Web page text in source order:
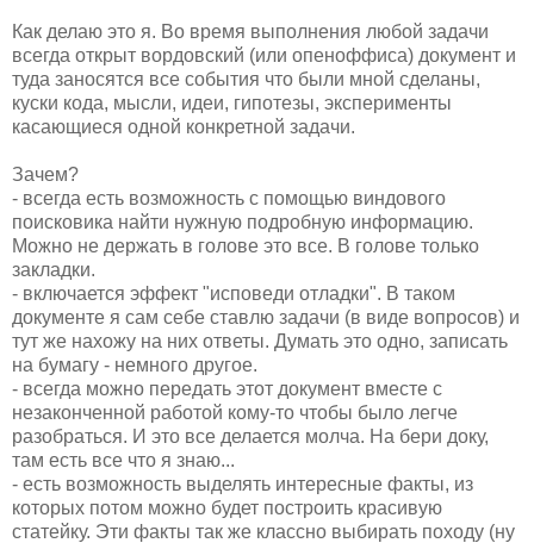
Как делаю это я. Во время выполнения любой задачи
всегда открыт вордовский (или опеноффиса) документ и
туда заносятся все события что были мной сделаны,
куски кода, мысли, идеи, гипотезы, эксперименты
касающиеся одной конкретной задачи.
Зачем?
- всегда есть возможность с помощью виндового
поисковика найти нужную подробную информацию.
Можно не держать в голове это все. В голове только
закладки.
- включается эффект "исповеди отладки". В таком
документе я сам себе ставлю задачи (в виде вопросов) и
тут же нахожу на них ответы. Думать это одно, записать
на бумагу - немного другое.
- всегда можно передать этот документ вместе с
незаконченной работой кому-то чтобы было легче
разобраться. И это все делается молча. На бери доку,
там есть все что я знаю...
- есть возможность выделять интересные факты, из
которых потом можно будет построить красивую
статейку. Эти факты так же классно выбирать походу (ну